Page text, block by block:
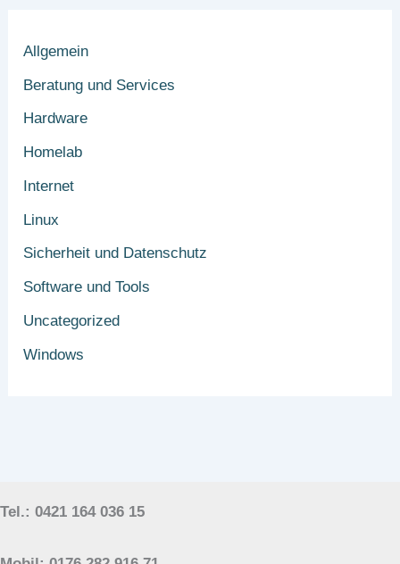
Allgemein
Beratung und Services
Hardware
Homelab
Internet
Linux
Sicherheit und Datenschutz
Software und Tools
Uncategorized
Windows
Tel.: 0421 164 036 15